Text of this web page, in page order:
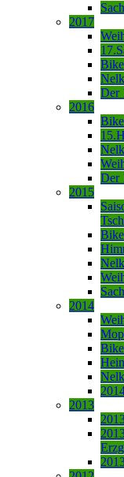
2017
Der
2016
Der
2015
2014
2013